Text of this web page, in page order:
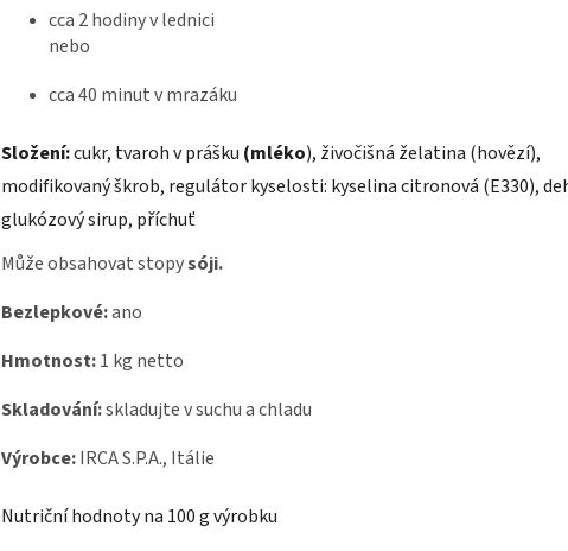
cca 2 hodiny v lednici
nebo
cca 40 minut v mrazáku
Složení:cukr, tvaroh v prášku (mléko), živočišná želatina (hovězí),
modifikovaný škrob, regulátor kyselosti: kyselina citronová (E330),
glukózový sirup, příchuť
Může obsahovat stopysóji.
Bezlepkové:ano
Hmotnost:1 kg netto
Skladování:skladujte v suchu a chladu
Výrobce:IRCA S.P.A., Itálie
Nutriční hodnoty na 100 g výrobku